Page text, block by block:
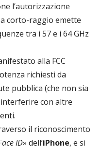
l’autorizzazione
corto-raggio emette
tra i 57 e i 64 GHz
alla FCC
richiesti da
pubblica (che non sia
con altre
il riconoscimento
ID» dell’iPhone, e si